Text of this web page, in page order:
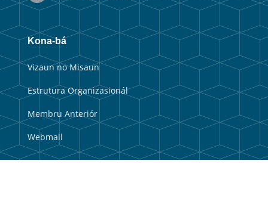
Kona-bá
Vizaun no Misaun
Estrutura Organizasionál
Membru Anteriór
Webmail